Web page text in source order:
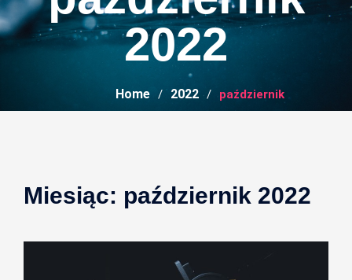
2022
Home 2022 październik
Miesiąc: październik 2022